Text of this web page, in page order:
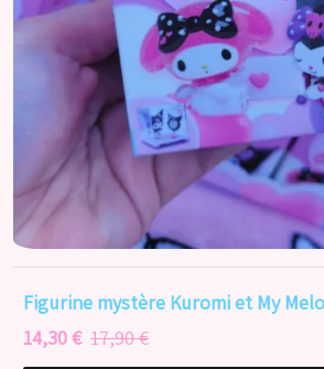
Figurine mystère Kuromi et My
14,30 € 17,90 €